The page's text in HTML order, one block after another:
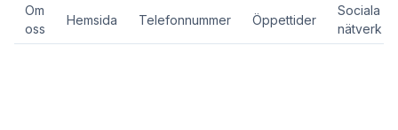
Om
oss
Hemsida Telefonnummer Öppettider
Sociala
nätverk